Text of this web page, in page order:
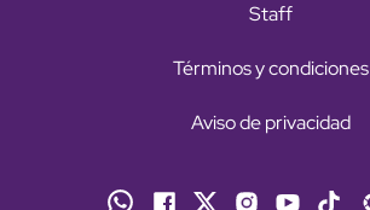
Staff
Términos y condiciones
Aviso de privacidad